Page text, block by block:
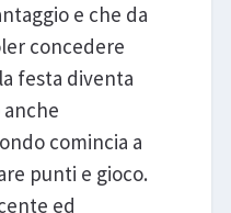
e che da
concedere
festa diventa
comincia a
punti e gioco.
ed